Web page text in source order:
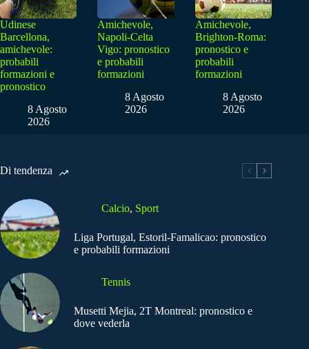
Udinese
Barcellona,
amichevole:
probabili
formazioni e
pronostico
8 Agosto
2026
Amichevole,
Napoli-Celta
Vigo: pronostico
e probabili
formazioni
8 Agosto
2026
Amichevole,
Brighton-Roma:
pronostico e
probabili
formazioni
8 Agosto
2026
Di tendenza
Calcio, Sport
Liga Portugal, Estoril-Famalicao: pronostico
e probabili formazioni
Tennis
Musetti Mejia, 2T Montreal: pronostico e
dove vederla